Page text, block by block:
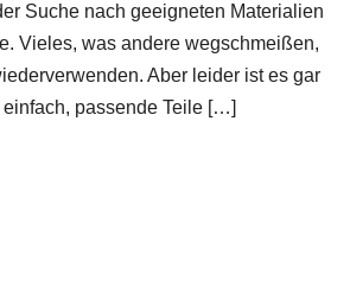
Suche nach geeigneten Materialien
Vieles, was andere wegschmeißen,
Aber leider ist es gar
einfach, passende Teile […]